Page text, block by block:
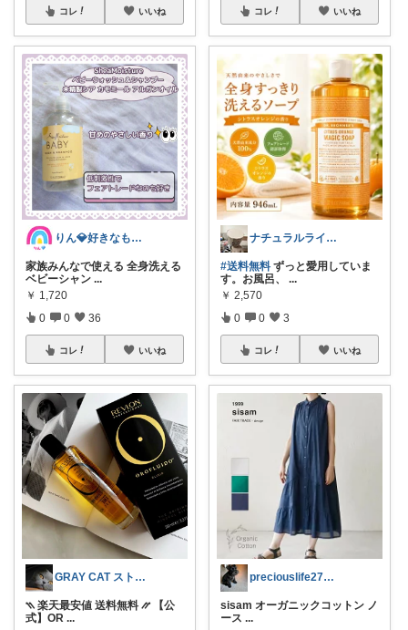
コレ いいね
りん💎好きなものღ⠜
家族みんなで使える 全身洗える
ベビーシャン ...
￥ 1,720
0 0 36
コレ いいね
GRAY CAT ストーカーしつこすぎ
⳹ 楽天最安値 送料無料 ⳼ 【公
式】OR ...
コレ いいね
ナチュラルライフ*emma*
#送料無料 ずっと愛用していま
す。お風呂、
...
￥ 2,570
0 0 3
コレ いいね
preciouslife27🌞新生活
sisam オーガニックコットン ノ
ース ...